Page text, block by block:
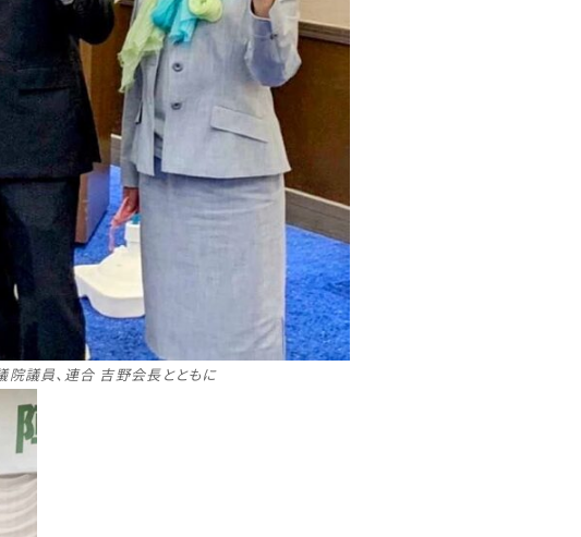
院議員、連合 吉野会長とともに